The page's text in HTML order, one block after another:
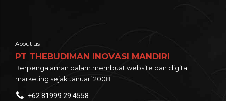
About us
PT THEBUDIMAN INOVASI MANDIRI
Berpengalaman dalam membuat website dan digital
marketing sejak Januari 2008.
+62 81999 29 4558